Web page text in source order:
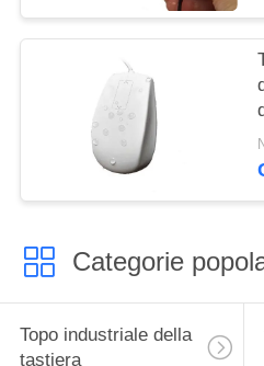
Categorie
Topo industriale della
tastiera